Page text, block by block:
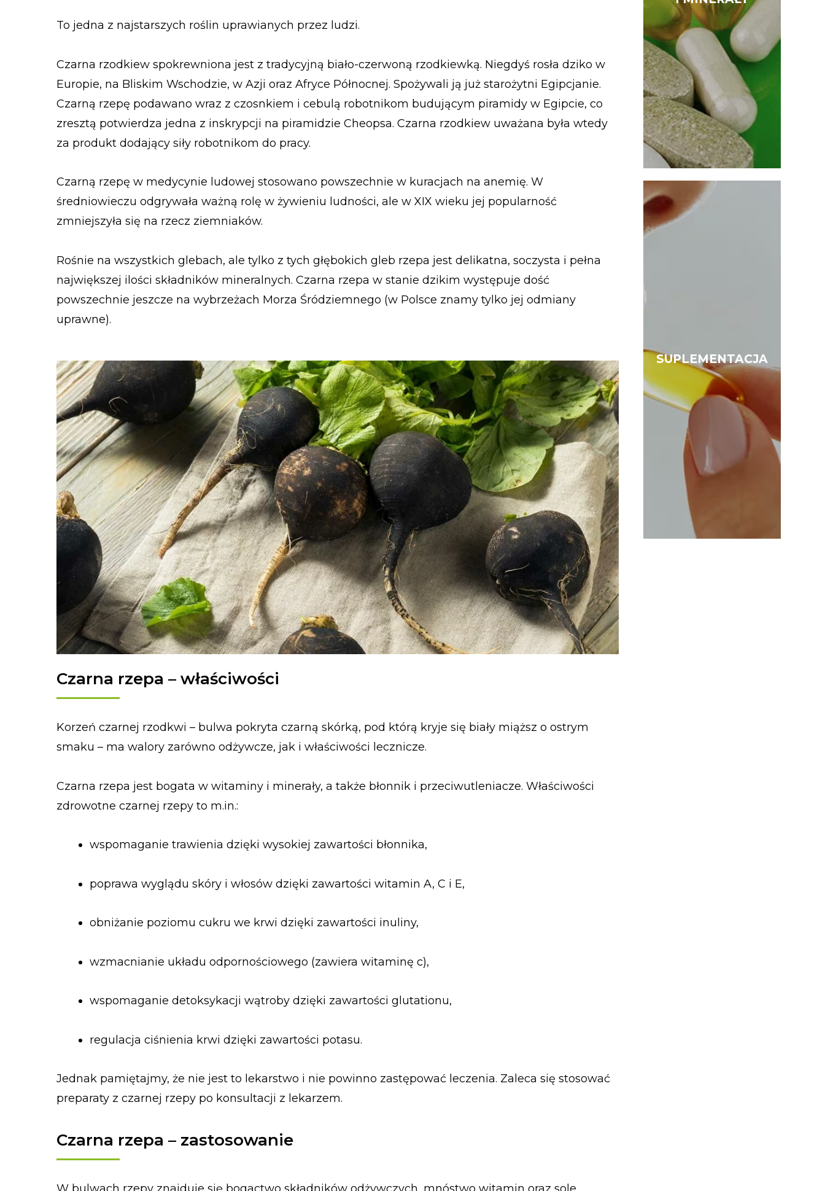
To jedna z najstarszych roślin uprawianych przez ludzi.
Czarna rzodkiew spokrewniona jest z tradycyjną biało-czerwoną rzodkiewką. Niegdyś rosła dziko w
Europie, na Bliskim Wschodzie, w Azji oraz Afryce Północnej. Spożywali ją już starożytni Egipcjanie.
Czarną rzepę podawano wraz z czosnkiem i cebulą robotnikom budującym piramidy w Egipcie, co
zresztą potwierdza jedna z inskrypcji na piramidzie Cheopsa. Czarna rzodkiew uważana była wtedy
za produkt dodający siły robotnikom do pracy.
Czarną rzepę w medycynie ludowej stosowano powszechnie w kuracjach na anemię. W
średniowieczu odgrywała ważną rolę w żywieniu ludności, ale w XIX wieku jej popularność
zmniejszyła się na rzecz ziemniaków.
Rośnie na wszystkich glebach, ale tylko z tych głębokich gleb rzepa jest delikatna, soczysta i pełna
największej ilości składników mineralnych. Czarna rzepa w stanie dzikim występuje dość
powszechnie jeszcze na wybrzeżach Morza Śródziemnego (w Polsce znamy tylko jej odmiany
uprawne).
Czarna rzepa – właściwości
Korzeń czarnej rzodkwi – bulwa pokryta czarną skórką, pod którą kryje się biały miąższ o ostrym
smaku – ma walory zarówno odżywcze, jak i właściwości lecznicze.
Czarna rzepa jest bogata w witaminy i minerały, a także błonnik i przeciwutleniacze. Właściwości
zdrowotne czarnej rzepy to m.in.:
wspomaganie trawienia dzięki wysokiej zawartości błonnika,
poprawa wyglądu skóry i włosów dzięki zawartości witamin A, C i E,
obniżanie poziomu cukru we krwi dzięki zawartości inuliny,
wzmacnianie układu odpornościowego (zawiera witaminę c),
wspomaganie detoksykacji wątroby dzięki zawartości glutationu,
regulacja ciśnienia krwi dzięki zawartości potasu.
Jednak pamiętajmy, że nie jest to lekarstwo i nie powinno zastępować leczenia. Zaleca się stosować
preparaty z czarnej rzepy po konsultacji z lekarzem.
Czarna rzepa – zastosowanie
SUPLEMENTACJA
SUPLEMENTACJA